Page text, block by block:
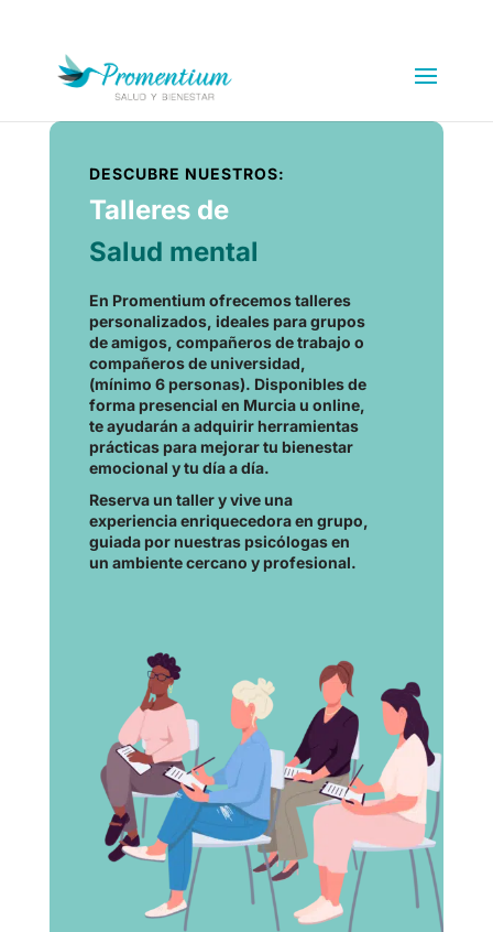
DESCUBRE NUESTROS:
Talleres de
Salud mental
En Promentium ofrecemos talleres
personalizados, ideales para grupos
de amigos, compañeros de trabajo o
compañeros de universidad,
(mínimo 6 personas). Disponibles de
forma presencial en Murcia u online,
te ayudarán a adquirir herramientas
prácticas para mejorar tu bienestar
emocional y tu día a día.
Reserva un taller y vive una
experiencia enriquecedora en grupo,
guiada por nuestras psicólogas en
un ambiente cercano y profesional.